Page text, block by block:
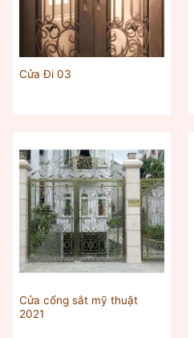
Cửa Đi 03
Cửa cổng sắt mỹ thuật
2021